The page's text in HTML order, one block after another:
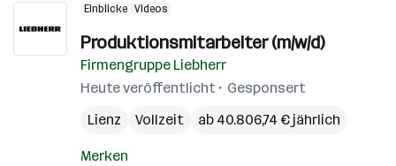
Einblicke Videos
Produktionsmitarbeiter (m/w/d)
Firmengruppe Liebherr
Heute veröffentlicht
Gesponsert
Lienz
Vollzeit ab 40.806,74 € jährlich
Merken